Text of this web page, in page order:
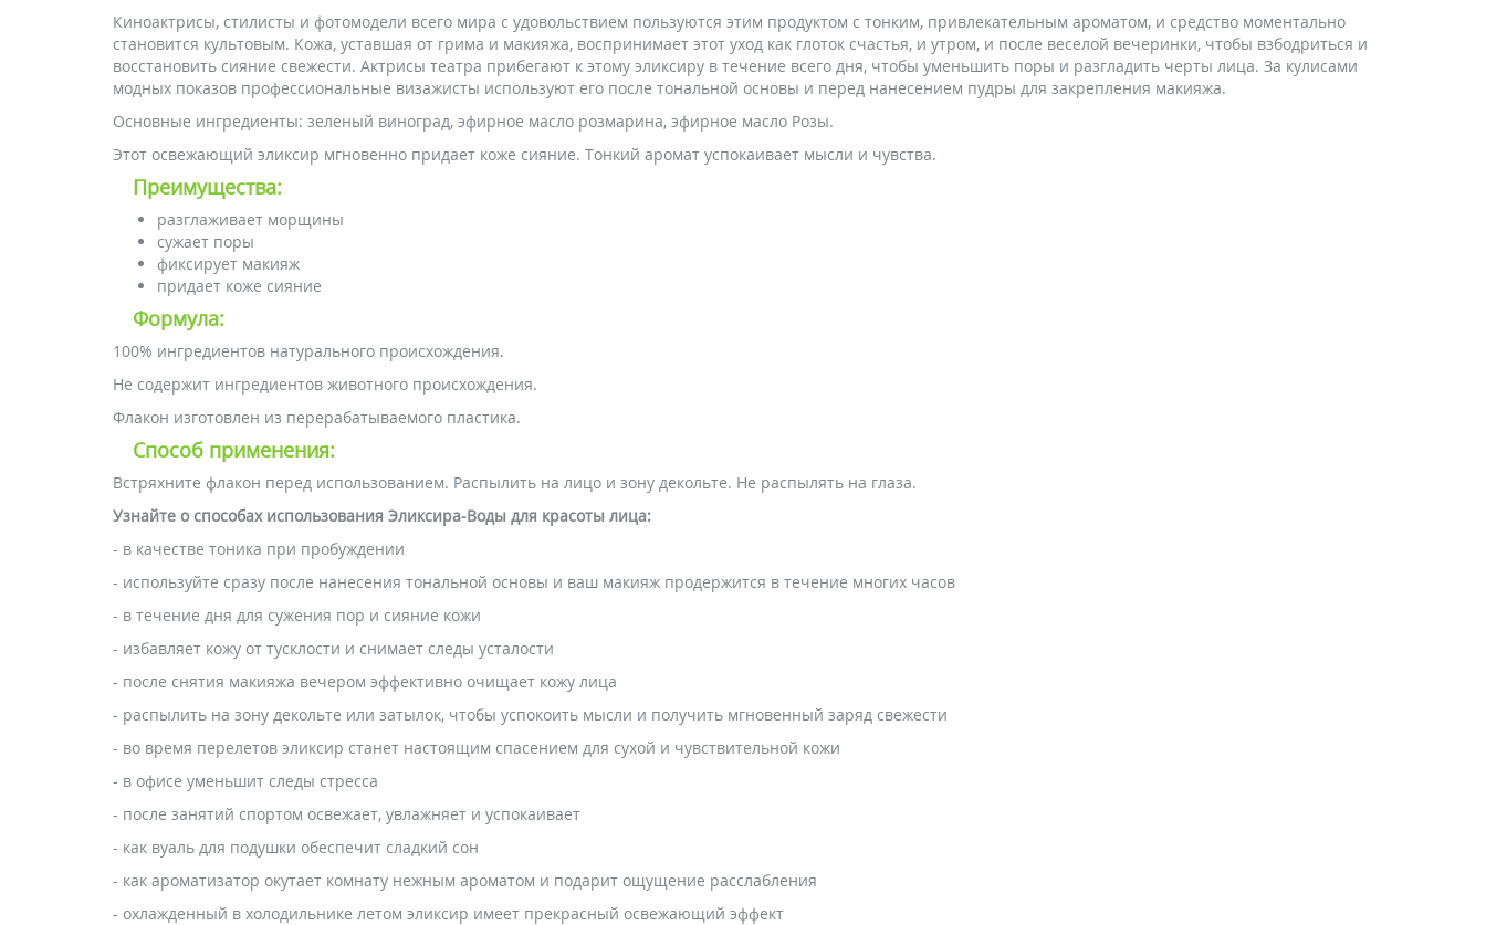
Киноактрисы, стилисты и фотомодели всего мира с удовольствием пользуются этим продуктом с тонким, привлекательным ароматом, и средство моментально
становится культовым. Кожа, уставшая от грима и макияжа, воспринимает этот уход как глоток счастья, и утром, и после веселой вечеринки, чтобы взбодриться и
восстановить сияние свежести. Актрисы театра прибегают к этому эликсиру в течение всего дня, чтобы уменьшить поры и разгладить черты лица. За кулисами
модных показов профессиональные визажисты используют его после тональной основы и перед нанесением пудры для закрепления макияжа.
Основные ингредиенты: зеленый виноград, эфирное масло розмарина, эфирное масло Розы.
Этот освежающий эликсир мгновенно придает коже сияние. Тонкий аромат успокаивает мысли и чувства.
Преимущества:
разглаживает морщины
сужает поры
фиксирует макияж
придает коже сияние
Формула:
100% ингредиентов натурального происхождения.
Не содержит ингредиентов животного происхождения.
Флакон изготовлен из перерабатываемого пластика.
Способ применения:
Встряхните флакон перед использованием. Распылить на лицо и зону декольте. Не распылять на глаза.
Узнайте о способах использования Эликсира-Воды для красоты лица:
- в качестве тоника при пробуждении
- используйте сразу после нанесения тональной основы и ваш макияж продержится в течение многих часов
- в течение дня для сужения пор и сияние кожи
- избавляет кожу от тусклости и снимает следы усталости
- после снятия макияжа вечером эффективно очищает кожу лица
- распылить на зону декольте или затылок, чтобы успокоить мысли и получить мгновенный заряд свежести
- во время перелетов эликсир станет настоящим спасением для сухой и чувствительной кожи
- в офисе уменьшит следы стресса
- после занятий спортом освежает, увлажняет и успокаивает
- как вуаль для подушки обеспечит сладкий сон
- как ароматизатор окутает комнату нежным ароматом и подарит ощущение расслабления
- охлажденный в холодильнике летом эликсир имеет прекрасный освежающий эффект